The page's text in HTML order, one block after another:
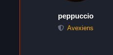
peppuccio
Avexiens